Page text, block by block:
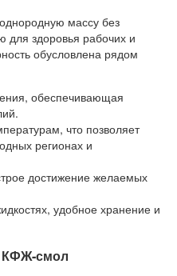
массу без
для здоровья рабочих и
обусловлена рядом
обеспечивающая
что позволяет
регионах и
достижение желаемых
удобное хранение и
КФЖ-смол